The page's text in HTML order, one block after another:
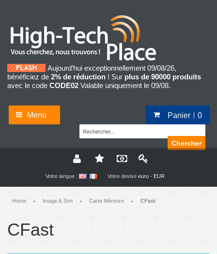
Aujourd’hui exceptionnellement 09/08/26,
bénéficiez de 2% de réduction ! Sur plus de 90000 produits
avec le code CODE02 Valable uniquement le 09/08.
Menu Panier 0
Chercher
Votre langue : Votre devise euro - EUR
Home • Image & Son • Carte Mémoire • CFast
CFast